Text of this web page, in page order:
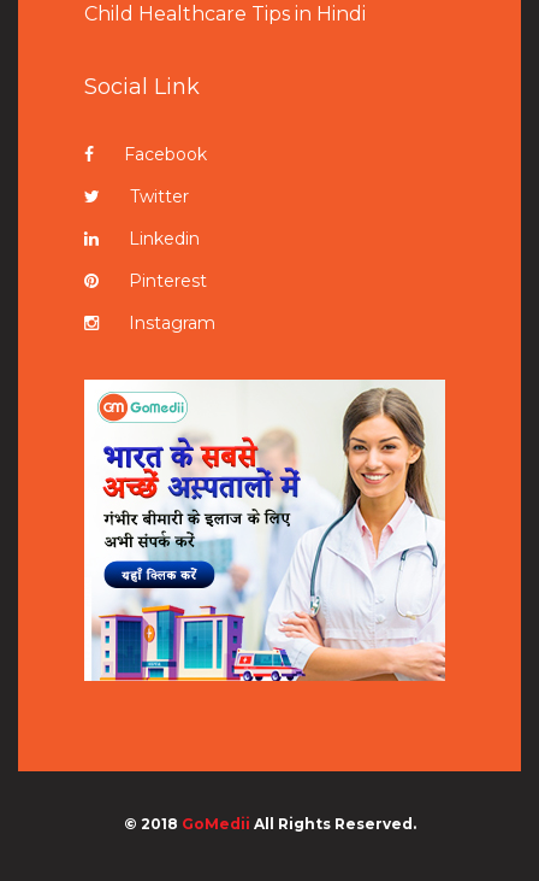
Child Healthcare Tips in Hindi
Social Link
Facebook
Twitter
Linkedin
Pinterest
Instagram
© 2018 GoMedii All Rights Reserved.